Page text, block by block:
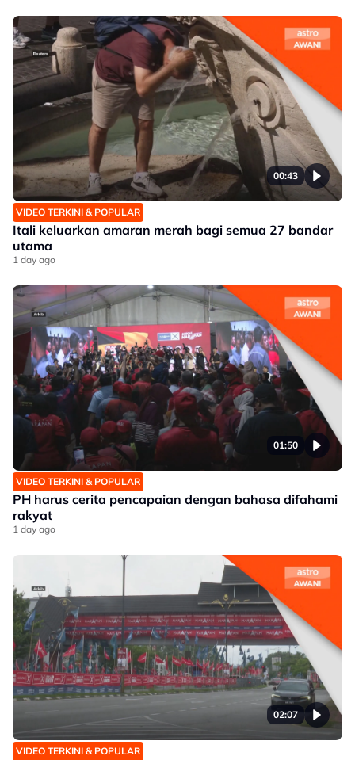
00:43
VIDEO TERKINI & POPULAR
Itali keluarkan amaran merah bagi semua 27 bandar
utama
1 day ago
01:50
VIDEO TERKINI & POPULAR
PH harus cerita pencapaian dengan bahasa difahami
rakyat
1 day ago
02:07
VIDEO TERKINI & POPULAR